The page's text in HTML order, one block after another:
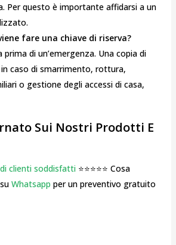
Per questo è importante affidarsi a un
fare una chiave di riserva?
prima di un’emergenza. Una copia di
caso di smarrimento, rottura,
o gestione degli accessi di casa,
Sui Nostri Prodotti E
clienti soddisfatti⭐⭐⭐⭐⭐ Cosa
Whatsapp per un preventivo gratuito